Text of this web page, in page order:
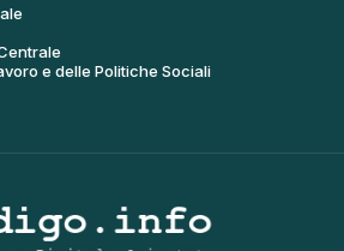
e delle Politiche Sociali